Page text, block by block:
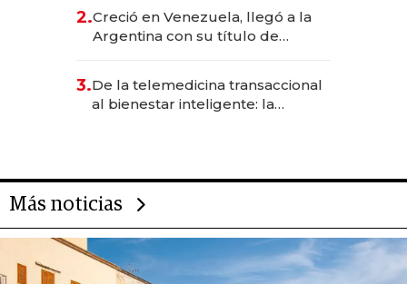
2.Creció en Venezuela, llegó a la
Argentina con su título de
las marcas "fast premium"
3.De la telemedicina transaccional
al bienestar inteligente: la
Más noticias